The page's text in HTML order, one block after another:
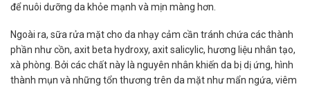
để nuôi dưỡng da khỏe mạnh và mịn màng hơn.
Ngoài ra, sữa rửa mặt cho da nhạy cảm cần tránh chứa các thành
phần như cồn, axit beta hydroxy, axit salicylic, hương liệu nhân tạo,
xà phòng. Bởi các chất này là nguyên nhân khiến da bị dị ứng, hình
thành mụn và những tổn thương trên da mặt như mẩn ngứa, viêm